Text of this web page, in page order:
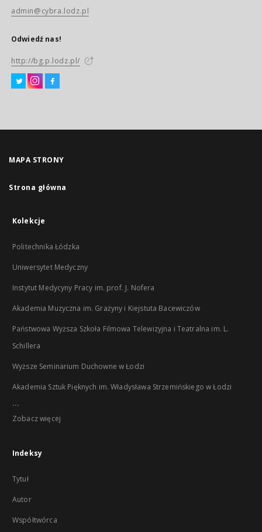
admin@cybra.lodz.pl
Odwiedź nas!
http://bg.p.lodz.pl/
MAPA STRONY
Strona główna
Kolekcje
Politechnika Łódzka
Uniwersytet Medyczny
Instytut Medycyny Pracy im. prof. J. Nofera
Akademia Muzyczna im. Grażyny i Kiejstuta Bacewiczów
Państwowa Wyższa Szkoła Filmowa Telewizyjna i Teatralna im. L.
Schillera
Wyższe Seminarium Duchowne w Łodzi
Akademia Sztuk Pięknych im. Władysława Strzemińskiego w Łodzi
...
Zobacz więcej
Indeksy
Tytuł
Autor
Współtwórca